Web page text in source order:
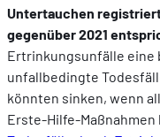
Untertauchen
gegenüber 2021
Ertrinkungsunfälle eine
unfallbedingte
könnten sinken, wenn
Erste-Hilfe-